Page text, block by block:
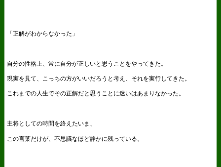
「正解がわからなかった」
自分の性格上、常に自分が正しいと思うことをやってきた。
現実を見て、こっちの方がいいだろうと考え、それを実行してきた。
これまでの人生でその正解だと思うことに迷いはあまりなかった。
主将としての時間を終えたいま、
この言葉だけが、不思議なほど静かに残っている。